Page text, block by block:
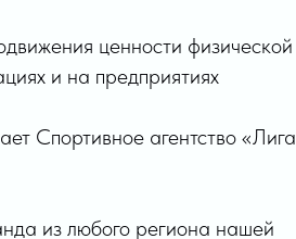
ценности физической
и на предприятиях
Спортивное агентство «Лига
из любого региона нашей